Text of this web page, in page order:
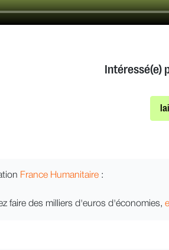
Intéressé(e)
France Humanitaire :
faire des milliers d'euros d'économies,